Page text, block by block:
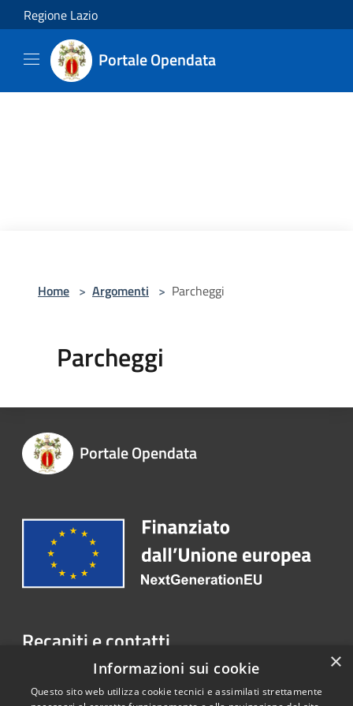
Salta al contenuto principale
Regione Lazio
Portale Opendata
Home > Argomenti > Parcheggi
Parcheggi
Portale Opendata
Recapiti e contatti
P.zza XVII Martiri, 1 03018 Paliano (FR)
Telefono:+39 0775 57081
×
Informazioni sui cookie
Questo sito web utilizza cookie tecnici e assimilati strettamente